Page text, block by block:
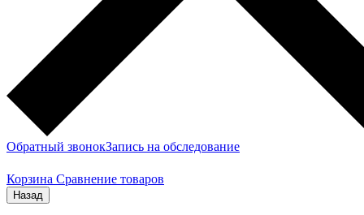
Обратный звонокЗапись на обследование
Корзина Сравнение товаров
Назад